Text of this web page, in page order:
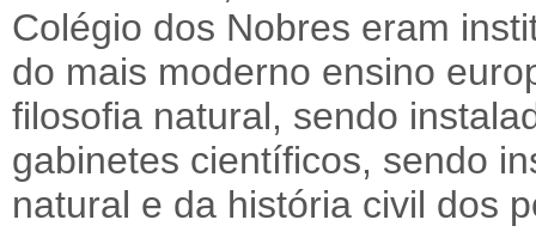
Colégio dos Nobres eram
do mais moderno ensino
filosofia natural, sendo
gabinetes científicos, sendo
natural e da história civil dos